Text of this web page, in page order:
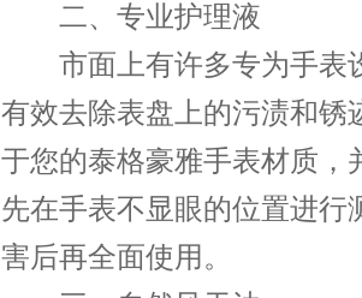
二、专业护理液
市面上有许多专为手表
有效去除表盘上的污渍和锈
于您的泰格豪雅手表材质，
先在手表不显眼的位置进行
害后再全面使用。